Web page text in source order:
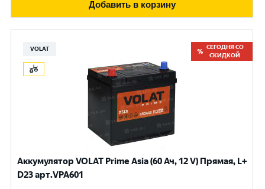
Добавить в корзину
VOLAT
СЕГОДНЯ СО
СКИДКОЙ
Аккумулятор VOLAT Prime Asia (60 Ач, 12 V) Прямая, L+
D23 арт.VPA601